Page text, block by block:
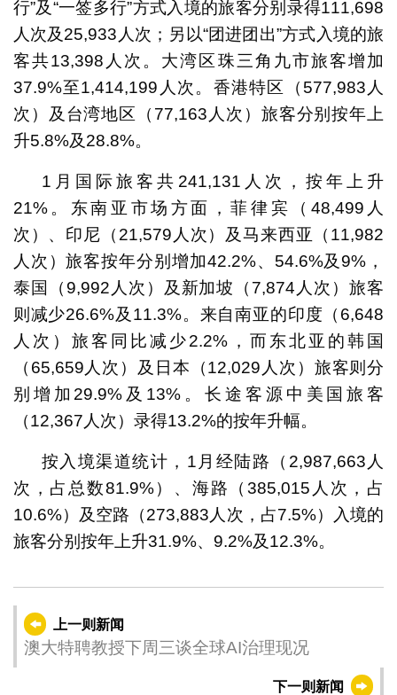
行”及“一签多行”方式入境的旅客分别录得111,698
人次及25,933人次；另以“团进团出”方式入境的旅
客共13,398人次。大湾区珠三角九市旅客增加
37.9%至1,414,199人次。香港特区（577,983人
次）及台湾地区（77,163人次）旅客分别按年上
升5.8%及28.8%。
1月国际旅客共241,131人次，按年上升
21%。东南亚市场方面，菲律宾（48,499人
次）、印尼（21,579人次）及马来西亚（11,982
人次）旅客按年分别增加42.2%、54.6%及9%，
泰国（9,992人次）及新加坡（7,874人次）旅客
则减少26.6%及11.3%。来自南亚的印度（6,648
人次）旅客同比减少2.2%，而东北亚的韩国
（65,659人次）及日本（12,029人次）旅客则分
别增加29.9%及13%。长途客源中美国旅客
（12,367人次）录得13.2%的按年升幅。
按入境渠道统计，1月经陆路（2,987,663人
次，占总数81.9%）、海路（385,015人次，占
10.6%）及空路（273,883人次，占7.5%）入境的
旅客分别按年上升31.9%、9.2%及12.3%。
上一则新闻
澳大特聘教授下周三谈全球AI治理现况
下一则新闻